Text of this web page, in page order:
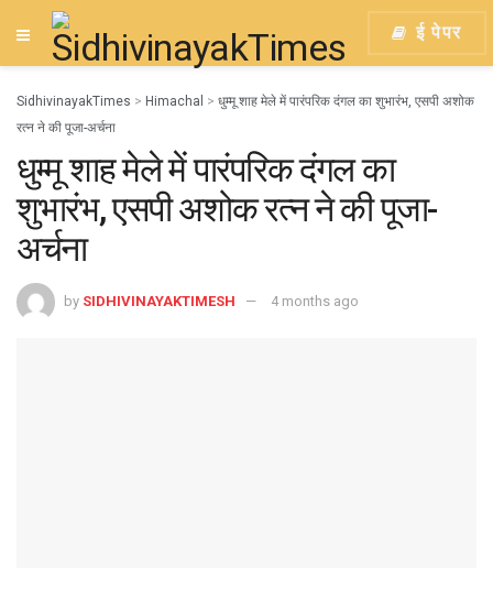
ई पेपर
SidhivinayakTimes > Himachal > धुम्मू शाह मेले में पारंपरिक दंगल का शुभारंभ, एसपी अशोक
रत्न ने की पूजा-अर्चना
धुम्मू शाह मेले में पारंपरिक दंगल का
शुभारंभ, एसपी अशोक रत्न ने की पूजा-
अर्चना
by SIDHIVINAYAKTIMESH 4 months ago